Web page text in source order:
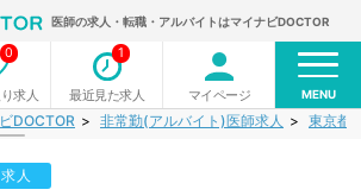
医師の求人・転職・アルバイトはマイナビDOCTOR
求人
0
最近見た求人
1
マイページ MENU
DOCTOR 非常勤(アルバイト)医師求人 東京都
人